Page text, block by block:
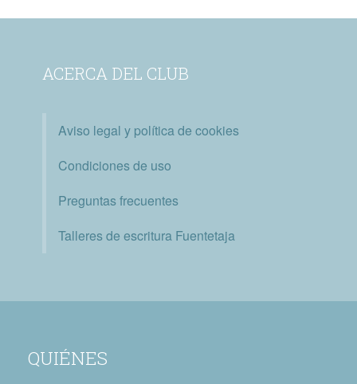
ACERCA DEL CLUB
Aviso legal y política de cookies
Condiciones de uso
Preguntas frecuentes
Talleres de escritura Fuentetaja
QUIÉNES